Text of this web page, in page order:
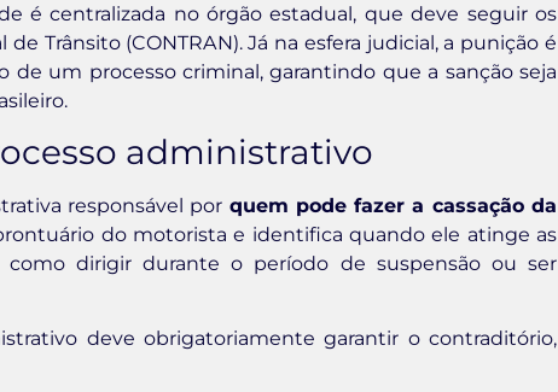
é centralizada no órgão estadual, que deve seguir os
Trânsito (CONTRAN). Já na esfera judicial, a punição é
um processo criminal, garantindo que a sanção seja
administrativo
responsável por quem pode fazer a cassação da
do motorista e identifica quando ele atinge as
dirigir durante o período de suspensão ou ser
deve obrigatoriamente garantir o contraditório,